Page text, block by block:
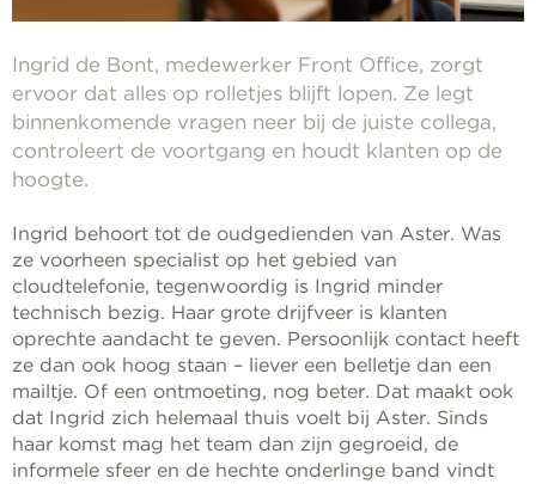
Ingrid de Bont, medewerker Front Office, zorgt
ervoor dat alles op rolletjes blijft lopen. Ze legt
binnenkomende vragen neer bij de juiste collega,
controleert de voortgang en houdt klanten op de
hoogte.
Ingrid behoort tot de oudgedienden van Aster. Was
ze voorheen specialist op het gebied van
cloudtelefonie, tegenwoordig is Ingrid minder
technisch bezig. Haar grote drijfveer is klanten
oprechte aandacht te geven. Persoonlijk contact heeft
ze dan ook hoog staan – liever een belletje dan een
mailtje. Of een ontmoeting, nog beter. Dat maakt ook
dat Ingrid zich helemaal thuis voelt bij Aster. Sinds
haar komst mag het team dan zijn gegroeid, de
informele sfeer en de hechte onderlinge band vindt